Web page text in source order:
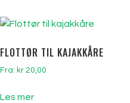
FLOTTØR TIL KAJAKKÅRE
Fra: kr 20,00
Les mer